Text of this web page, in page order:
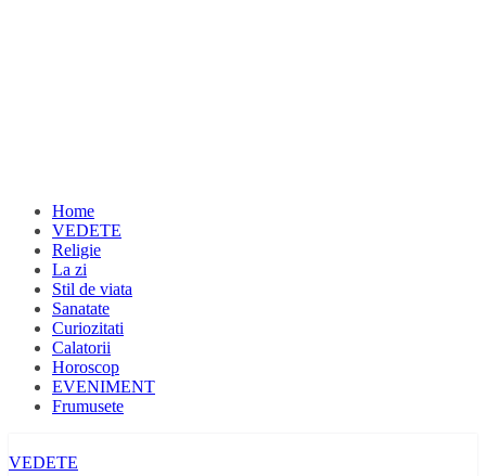
Home
VEDETE
Religie
La zi
Stil de viata
Sanatate
Curiozitati
Calatorii
Horoscop
EVENIMENT
Frumusete
VEDETE